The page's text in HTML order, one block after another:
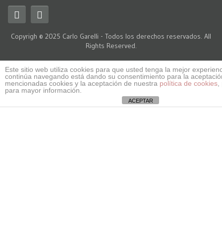
Copyrigh © 2025 Carlo Garelli - Todos los derechos reservados. All
Rights Reserved.
Este sitio web utiliza cookies para que usted tenga la mejor
continúa navegando está dando su consentimiento para la
mencionadas cookies y la aceptación de nuestra política de cookies
para mayor información.
ACEPTAR